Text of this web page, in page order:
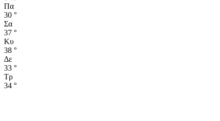
Πα
30 °
Σα
37 °
Κυ
38 °
Δε
33 °
Τρ
34 °